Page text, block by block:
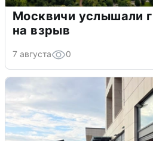
Москвичи услышали
на взрыв
7 августа 0